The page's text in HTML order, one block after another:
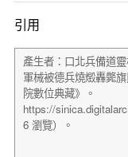
引用